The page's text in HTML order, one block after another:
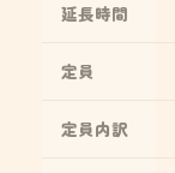
延長時間
定員
定員内訳